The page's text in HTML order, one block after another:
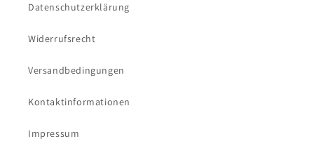
Datenschutzerklärung
Widerrufsrecht
Versandbedingungen
Kontaktinformationen
Impressum